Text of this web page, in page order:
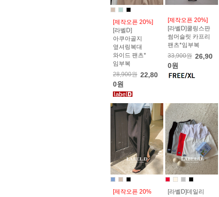
[제작오픈 20%]
[라벨D]
아쿠아골지
옆셔링복대
와이드 팬츠*
임부복
28,900원 22,80
0원
[제작오픈 20%]
[라벨D]쿨링스판
썸머슬릿 카프리
팬츠*임부복
33,900원 26,90
0원
[제작오픈 20%
[라벨D]데일리